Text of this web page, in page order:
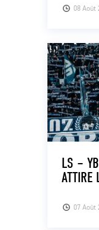
08 Août
07 Août
LS –
ATTIRE